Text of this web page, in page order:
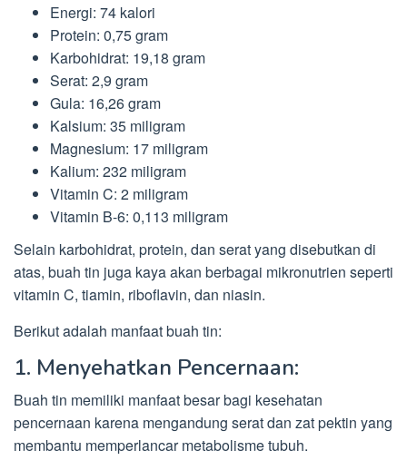
Energi: 74 kalori
Protein: 0,75 gram
Karbohidrat: 19,18 gram
Serat: 2,9 gram
Gula: 16,26 gram
Kalsium: 35 miligram
Magnesium: 17 miligram
Kalium: 232 miligram
Vitamin C: 2 miligram
Vitamin B-6: 0,113 miligram
Selain karbohidrat, protein, dan serat yang disebutkan di
atas, buah tin juga kaya akan berbagai mikronutrien seperti
vitamin C, tiamin, riboflavin, dan niasin.
Berikut adalah manfaat buah tin:
1. Menyehatkan Pencernaan:
Buah tin memiliki manfaat besar bagi kesehatan
pencernaan karena mengandung serat dan zat pektin yang
membantu memperlancar metabolisme tubuh.